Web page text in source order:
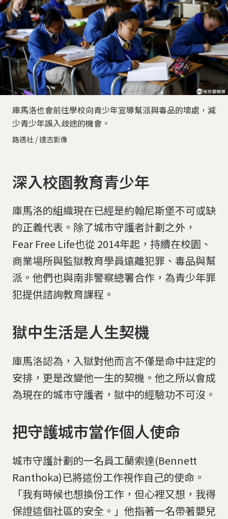
庫馬洛也會前往學校向青少年宣導幫派與毒品的壞處，減
少青少年誤入歧途的機會。
路透社 / 達志影像
深入校園教育青少年
庫馬洛的組織現在已經是約翰尼斯堡不可或缺
的正義代表。除了城市守護者計劃之外，
Fear Free Life也從 2014年起，持續在校園、
商業場所與監獄教育學員遠離犯罪、毒品與幫
派。他們也與南非警察總署合作，為青少年罪
犯提供諮詢教育課程。
獄中生活是人生契機
庫馬洛認為，入獄對他而言不僅是命中註定的
安排，更是改變他一生的契機。他之所以會成
為現在的城市守護者，獄中的經驗功不可沒。
把守護城市當作個人使命
城市守護計劃的一名員工蘭索達(Bennett
Ranthoka)已將這份工作視作自己的使命。
「我有時候也想換份工作，但心裡又想，我得
保證這個社區的安全。」他指著一名帶著嬰兒